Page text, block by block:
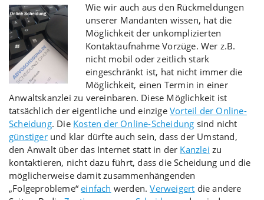
Wie wir auch aus den Rückmeldungen
unserer Mandanten wissen, hat die
Möglichkeit der unkomplizierten
Kontaktaufnahme Vorzüge. Wer z.B.
nicht mobil oder zeitlich stark
eingeschränkt ist, hat nicht immer die
Möglichkeit, einen Termin in einer
Anwaltskanzlei zu vereinbaren. Diese Möglichkeit ist
tatsächlich der eigentliche und einzige Vorteil der Online-
Scheidung. Die Kosten der Online-Scheidung sind nicht
günstigerund klar dürfte auch sein, dass der Umstand,
den Anwalt über das Internet statt in der Kanzlei zu
kontaktieren, nicht dazu führt, dass die Scheidung und die
möglicherweise damit zusammenhängenden
„Folgeprobleme“einfach werden.Verweigert die andere